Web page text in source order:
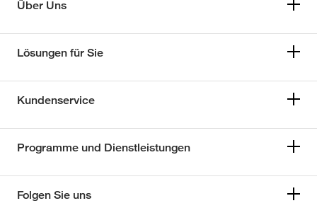
Über Uns
Lösungen für Sie
Kundenservice
Programme und Dienstleistungen
Folgen Sie uns